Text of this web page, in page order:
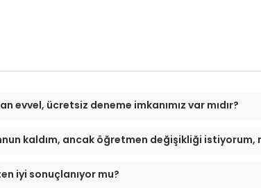
evvel, ücretsiz deneme imkanımız var mıdır?
kaldım, ancak öğretmen değişikliği istiyorum,
iyi sonuçlanıyor mu?